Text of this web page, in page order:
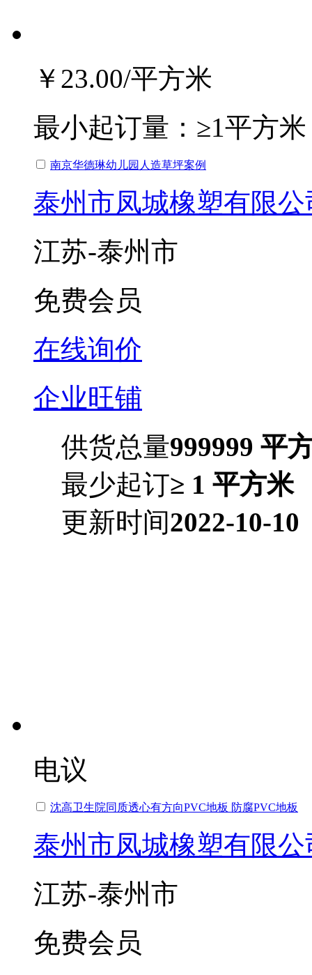
￥23.00/平方米
最小起订量： ≥1平方米
南京华德琳幼儿园人造草坪案例
泰州市凤城橡塑有限公
江苏-泰州市
免费会员
在线询价
企业旺铺
供货总量999999 平
最少起订≥ 1 平方米
更新时间2022-10-10
电议
沈高卫生院同质透心有方向PVC地板 防腐PVC地板
泰州市凤城橡塑有限公
江苏-泰州市
免费会员